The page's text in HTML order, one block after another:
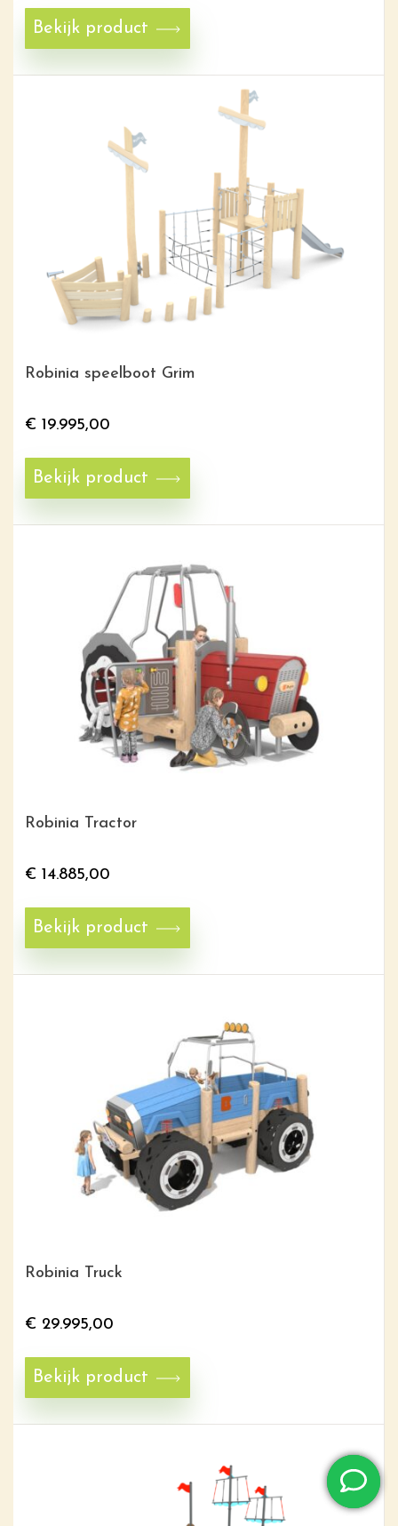
Bekijk product
Robinia speelboot Grim
€ 19.995,00
Bekijk product
Robinia Tractor
€ 14.885,00
Bekijk product
Robinia Truck
€ 29.995,00
Bekijk product